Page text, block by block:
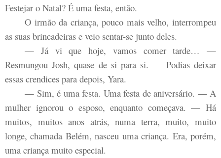
Festejar o Natal? É uma festa, então.
O irmão da criança, pouco mais velho, interrompeu
as suas brincadeiras e veio sentar-se junto deles.
— Já vi que hoje, vamos comer tarde… —
Resmungou Josh, quase de si para si. — Podias deixar
essas crendices para depois, Yara.
— Sim, é uma festa. Uma festa de aniversário. — A
mulher ignorou o esposo, enquanto começava. — Há
muitos, muitos anos atrás, numa terra, muito, muito
longe, chamada Belém, nasceu uma criança. Era, porém,
uma criança muito especial.